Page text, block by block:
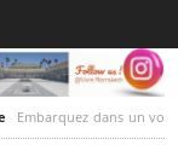
Embarquez dans un voyage culturel dans le